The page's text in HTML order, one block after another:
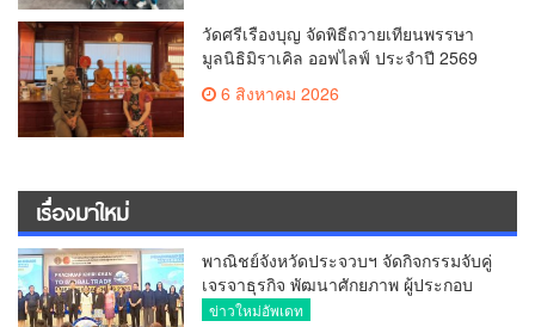
วัดศรีเรืองบุญ จัดพิธีถวายเทียนพรรษา
มูลนิธิมิราเคิล ออฟไลฟ์ ประจำปี 2569
พล.ต.ต.ศิริวัฒน์ ดีพอ ให้เกียรติเป็น
ประธาน
6 สิงหาคม 2026
เรื่องมาใหม่
พาณิชย์จังหวัดประจวบฯ จัดกิจกรรมจับคู่
เจรจาธุรกิจ พัฒนาศักยภาพ ผู้ประกอบ
การ ขยายช่องทางการค้า สู่การค้า
ข่าวใหม่อัพเดท